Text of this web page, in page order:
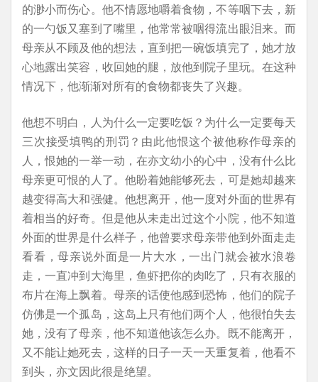
的渺小而伤心。他不情愿地嚼着食物，不等咽下去，新
的一勺饭又塞到了嘴里，他常常被咽得流出眼泪来。而
母亲从不顾及他的想法，直到把一碗饭填完了，她才放
心地露出笑容，收回她的腿，放他到院子里玩。在这种
情况下，他渐渐对所有的食物都丧失了兴趣。
他想不明白，人为什么一定要吃饭？为什么一定要每天
三次接受填鸭的刑罚？由此他恨这个被他称作母亲的
人，恨她的一举一动，在亦文幼小的心中，没有什么比
母亲更可恨的人了。他盼着她能够死去，可是她却越来
越变得高大和强健。他想离开，他一度对外面的世界有
着相当的好奇。但是他从未走出过这个小院，他不知道
外面的世界是什么样子，他曾要求母亲带他到外面走走
看看，母亲说外面是一片大水，一出门就会被水浪卷
走，一直冲到大海里，鱼虾把你的肉吃了，只有衣服的
布片在海上飘着。母亲的话使他感到恐怖，他们的院子
仿佛是一个孤岛，这岛上只有他们两个人，他很怕失去
她，没有了母亲，他不知道他该怎么办。既不能离开，
又不能让她死去，这样的日子一天一天重复着，他看不
到头，亦文因此很是绝望。